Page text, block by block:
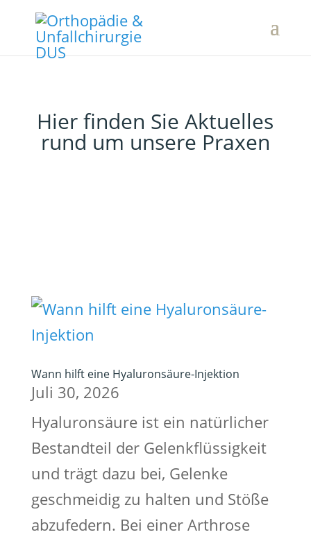
Hier finden Sie Aktuelles
rund um unsere Praxen
Wann hilft eine Hyaluronsäure-Injektion
Juli 30, 2026
Hyaluronsäure ist ein natürlicher
Bestandteil der Gelenkflüssigkeit
und trägt dazu bei, Gelenke
geschmeidig zu halten und Stöße
abzufedern. Bei einer Arthrose